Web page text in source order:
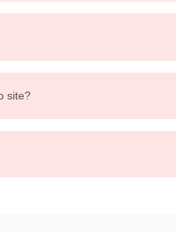
site?